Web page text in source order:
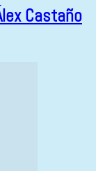
Castaño